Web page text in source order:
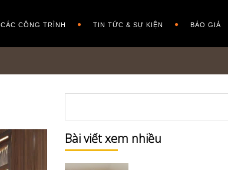
CÁC CÔNG TRÌNH TIN TỨC & SỰ KIỆN BÁO GIÁ
Bài viết xem nhiều